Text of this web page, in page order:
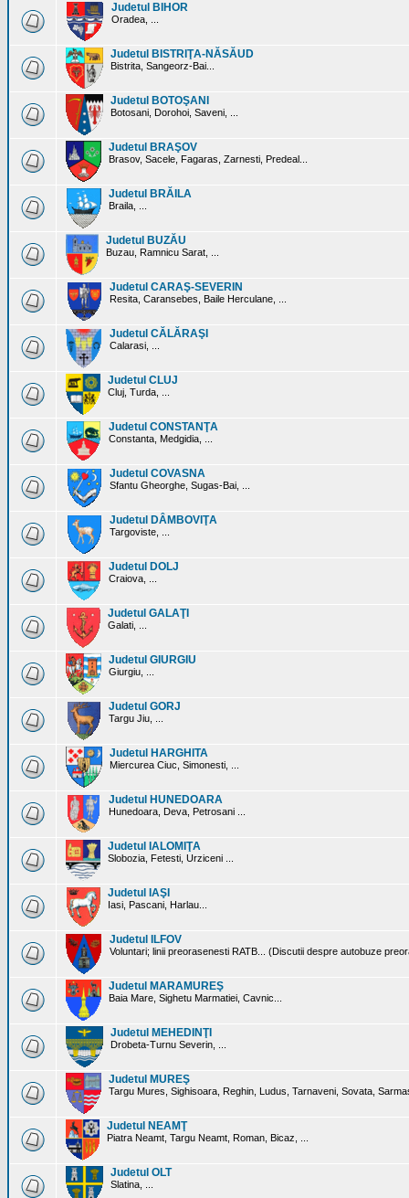
Judetul BIHOR
Oradea, ...
Judetul BISTRIŢA-NĂSĂUD
Bistrita, Sangeorz-Bai...
Judetul BOTOŞANI
Botosani, Dorohoi, Saveni, ...
Judetul BRAŞOV
Brasov, Sacele, Fagaras, Zarnesti, Predeal...
Judetul BRĂILA
Braila, ...
Judetul BUZĂU
Buzau, Ramnicu Sarat, ...
Judetul CARAŞ-SEVERIN
Resita, Caransebes, Baile Herculane, ...
Judetul CĂLĂRAŞI
Calarasi, ...
Judetul CLUJ
Cluj, Turda, ...
Judetul CONSTANŢA
Constanta, Medgidia, ...
Judetul COVASNA
Sfantu Gheorghe, Sugas-Bai, ...
Judetul DÂMBOVIŢA
Targoviste, ...
Judetul DOLJ
Craiova, ...
Judetul GALAŢI
Galati, ...
Judetul GIURGIU
Giurgiu, ...
Judetul GORJ
Targu Jiu, ...
Judetul HARGHITA
Miercurea Ciuc, Simonesti, ...
Judetul HUNEDOARA
Hunedoara, Deva, Petrosani ...
Judetul IALOMIŢA
Slobozia, Fetesti, Urziceni ...
Judetul IAŞI
Iasi, Pascani, Harlau...
Judetul ILFOV
Voluntari; linii preorasenesti RATB... (Discutii despre autobuze
Judetul MARAMUREŞ
Baia Mare, Sighetu Marmatiei, Cavnic...
Judetul MEHEDINŢI
Drobeta-Turnu Severin, ...
Judetul MUREŞ
Targu Mures, Sighisoara, Reghin, Ludus, Tarnaveni, Sovata,
Judetul NEAMŢ
Piatra Neamt, Targu Neamt, Roman, Bicaz, ...
Judetul OLT
Slatina, ...